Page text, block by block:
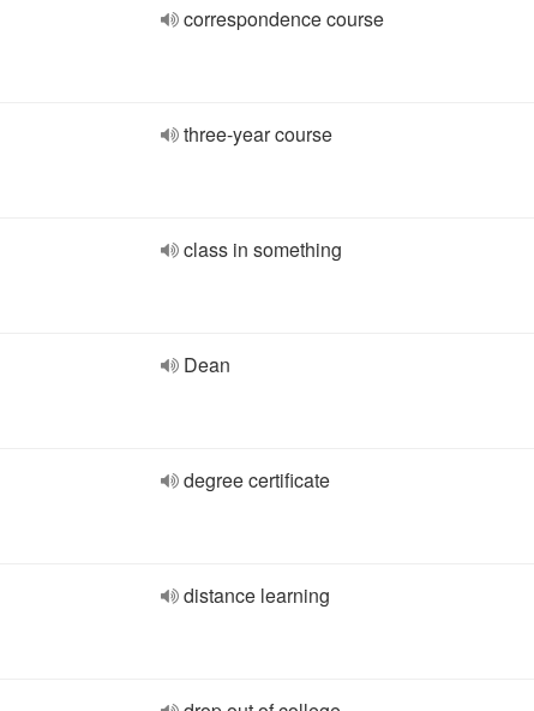
correspondence course
three-year course
class in something
Dean
degree certificate
distance learning